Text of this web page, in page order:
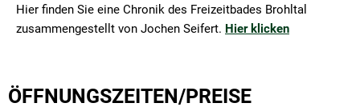
Hier finden Sie eine Chronik des Freizeitbades Brohltal
zusammengestellt von Jochen Seifert. Hier klicken
ÖFFNUNGSZEITEN/PREISE